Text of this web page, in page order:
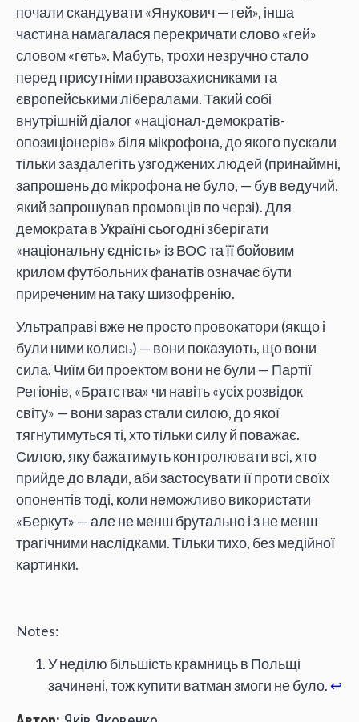
почали скандувати «Янукович — гей», інша
частина намагалася перекричати слово «гей»
словом «геть». Мабуть, трохи незручно стало
перед присутніми правозахисниками та
європейськими лібералами. Такий собі
внутрішній діалог «націонал-демократів-
опозиціонерів» біля мікрофона, до якого пускали
тільки заздалегіть узгоджених людей (принаймні,
запрошень до мікрофона не було, — був ведучий,
який запрошував промовців по черзі). Для
демократа в Україні сьогодні зберігати
«національну єдність» із ВОС та її бойовим
крилом футбольних фанатів означає бути
приреченим на таку шизофренію.
Ультраправі вже не просто провокатори (якщо і
були ними колись) — вони показують, що вони
сила. Чиїм би проектом вони не були — Партії
Регіонів, «Братства» чи навіть «усіх розвідок
світу» — вони зараз стали силою, до якої
тягнутимуться ті, хто тільки силу й поважає.
Силою, яку бажатимуть контролювати всі, хто
прийде до влади, аби застосувати її проти своїх
опонентів тоді, коли неможливо використати
«Беркут» — але не менш брутально і з не менш
трагічними наслідками. Тільки тихо, без медійної
картинки.
Notes:
У неділю більшість крамниць в Польщі
зачинені, тож купити ватман змоги не було.↩